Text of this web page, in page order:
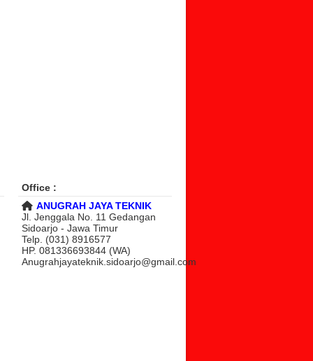
Office :
ANUGRAH JAYA TEKNIK
Jl. Jenggala No. 11 Gedangan
Sidoarjo - Jawa Timur
Telp. (031) 8916577
HP. 081336693844 (WA)
Anugrahjayateknik.sidoarjo@gmail.com